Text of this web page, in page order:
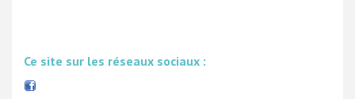
Ce site sur les réseaux sociaux :